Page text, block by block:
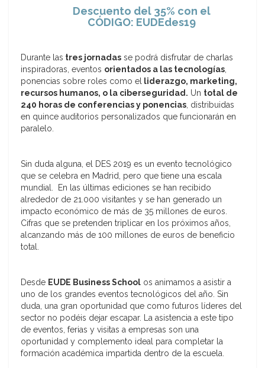
Descuento del 35% con el
CÓDIGO: EUDEdes19
Durante las tres jornadas se podrá disfrutar de charlas
inspiradoras, eventos orientados a las tecnologías,
ponencias sobre roles como el liderazgo, marketing,
recursos humanos, o la ciberseguridad. Un total de
240 horas de conferencias y ponencias, distribuidas
en quince auditorios personalizados que funcionarán en
paralelo.
Sin duda alguna, el DES 2019 es un evento tecnológico
que se celebra en Madrid, pero que tiene una escala
mundial. En las últimas ediciones se han recibido
alrededor de 21.000 visitantes y se han generado un
impacto económico de más de 35 millones de euros.
Cifras que se pretenden triplicar en los próximos años,
alcanzando más de 100 millones de euros de beneficio
total.
Desde EUDE Business School os animamos a asistir a
uno de los grandes eventos tecnológicos del año. Sin
duda, una gran oportunidad que como futuros líderes del
sector no podéis dejar escapar. La asistencia a este tipo
de eventos, ferias y visitas a empresas son una
oportunidad y complemento ideal para completar la
formación académica impartida dentro de la escuela.